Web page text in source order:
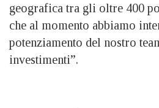
geografica tra gli oltre 400
che al momento abbiamo
potenziamento del nostro
investimenti”.